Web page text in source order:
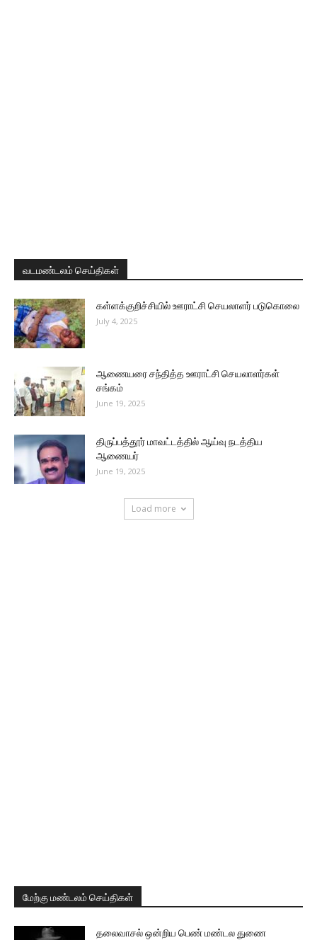
வடமண்டலம் செய்திகள்
கள்ளக்குறிச்சியில் ஊராட்சி செயலாளர் படுகொலை
July 4, 2025
ஆணையரை சந்தித்த ஊராட்சி செயலாளர்கள்
சங்கம்
June 19, 2025
திருப்பத்தூர் மாவட்டத்தில் ஆய்வு நடத்திய
ஆணையர்
June 19, 2025
Load more
மேற்கு மண்டலம் செய்திகள்
தலைவாசல் ஒன்றிய பெண் மண்டல துணை